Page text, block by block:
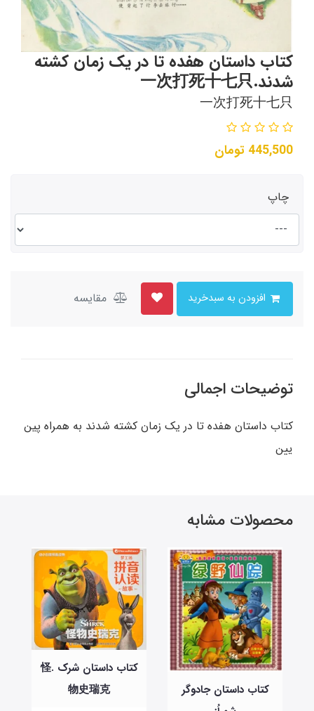
کتاب داستان هفده تا در یک زمان کشته
شدند.一次打死十七只
一次打死十七只
445,500 تومان
چاپ
مقایسه
توضیحات اجمالی
کتاب داستان هفده تا در یک زمان کشته شدند به همراه پین
یین
محصولات مشابه
کتاب داستان جادوگر
کتاب داستان شرک .怪
物史瑞克